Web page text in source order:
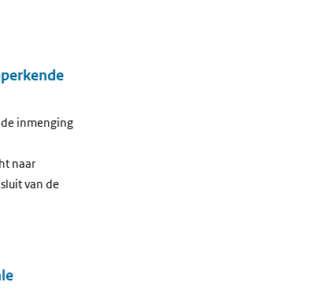
inmenging
naar
van de